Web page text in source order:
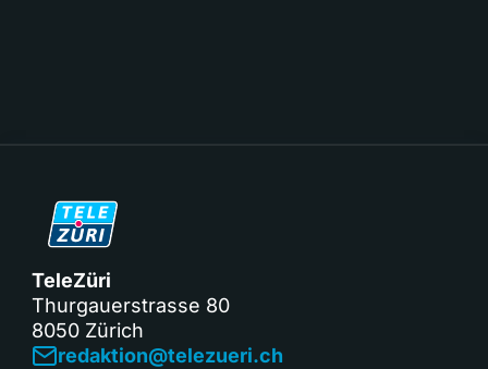
TeleZüri
Thurgauerstrasse 80
8050 Zürich
redaktion@telezueri.ch